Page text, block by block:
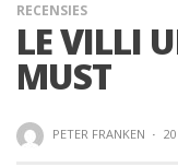
RECENSIES
LE VILLI
MUST
PETER FRANKEN ·